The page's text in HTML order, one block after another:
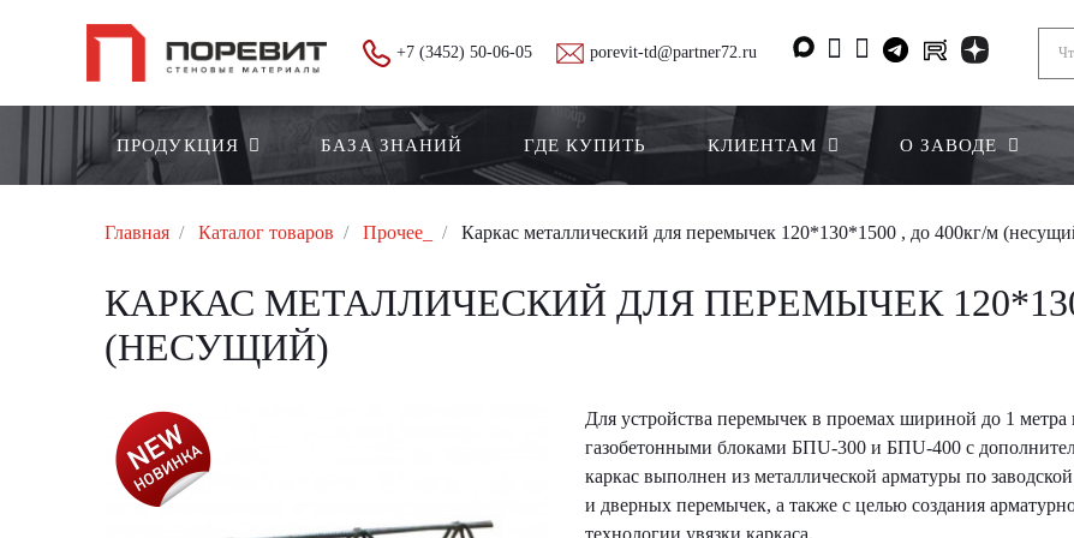
+7 (3452) 50-06-05 porevit-td@partner72.ru
ПРОДУКЦИЯ БАЗА ЗНАНИЙ ГДЕ КУПИТЬ КЛИЕНТАМ О ЗАВОДЕ
Главная Каталог товаров Прочее_ Каркас металлический для перемычек 120*130*1500 , до 400кг/м
КАРКАС МЕТАЛЛИЧЕСКИЙ ДЛЯ ПЕРЕМЫЧЕК
(НЕСУЩИЙ)
АКЦИЯ!
Для устройства перемычек в проемах шириной до 1 метра
газобетонными блоками БПU-300 и БПU-400 с
каркас выполнен из металлической арматуры по
и дверных перемычек, а также с целью создания
технологии увязки каркаса.